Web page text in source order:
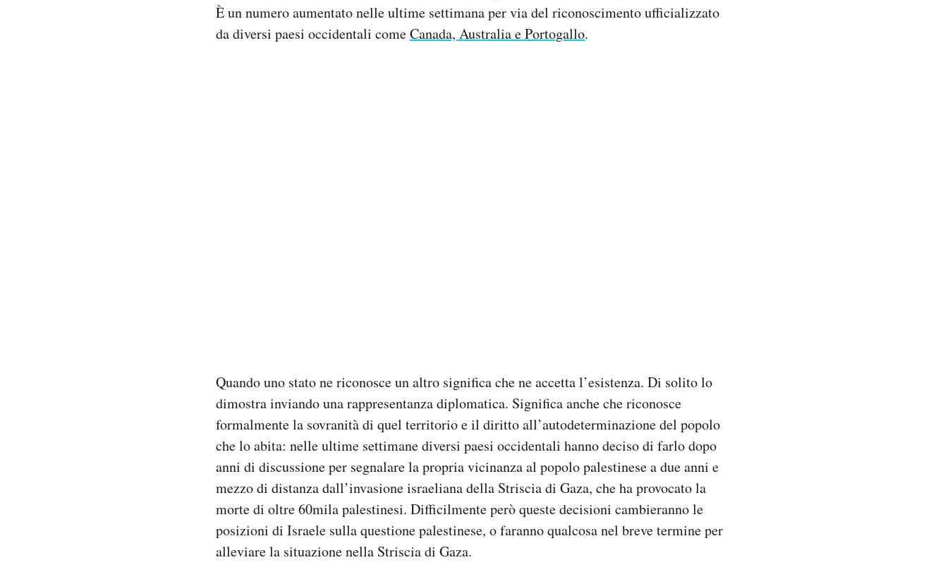
È un numero aumentato nelle ultime settimana per via del riconoscimento ufficializzato
da diversi paesi occidentali comeCanada, Australia e Portogallo.
Quando uno stato ne riconosce un altro significa che ne accetta l’esistenza. Di solito lo
dimostra inviando una rappresentanza diplomatica. Significa anche che riconosce
formalmente la sovranità di quel territorio e il diritto all’autodeterminazione del popolo
che lo abita: nelle ultime settimane diversi paesi occidentali hanno deciso di farlo dopo
anni di discussione per segnalare la propria vicinanza al popolo palestinese a due anni e
mezzo di distanza dall’invasione israeliana della Striscia di Gaza, che ha provocato la
morte di oltre 60mila palestinesi. Difficilmente però queste decisioni cambieranno le
posizioni di Israele sulla questione palestinese, o faranno qualcosa nel breve termine per
alleviare la situazione nella Striscia di Gaza.